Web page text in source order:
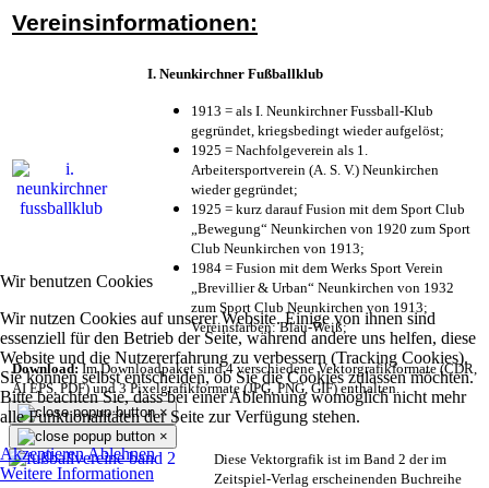
Wir benutzen Cookies
Wir nutzen Cookies auf unserer Website. Einige von ihnen sind
essenziell für den Betrieb der Seite, während andere uns helfen, diese
Website und die Nutzererfahrung zu verbessern (Tracking Cookies).
Sie können selbst entscheiden, ob Sie die Cookies zulassen möchten.
Bitte beachten Sie, dass bei einer Ablehnung womöglich nicht mehr
alle Funktionalitäten der Seite zur Verfügung stehen.
AkzeptierenAblehnen
Weitere Informationen
Vereinsinformationen:
I. Neunkirchner Fußballklub
1913 = als I. Neunkirchner Fussball-Klub
gegründet, kriegsbedingt wieder aufgelöst;
1925 = Nachfolgeverein als 1.
Arbeitersportverein (A. S. V.) Neunkirchen
wieder gegründet;
1925 = kurz darauf Fusion mit dem Sport Club
„Bewegung“ Neunkirchen von 1920 zum Sport
Club Neunkirchen von 1913;
1984 = Fusion mit dem Werks Sport Verein
„Brevillier & Urban“ Neunkirchen von 1932
zum Sport Club Neunkirchen von 1913;
Vereinsfarben: Blau-Weiß;
Download:Im Downloadpaket sind 4 verschiedene Vektorgrafikformate (CDR,
AI EPS, PDF) und 3 Pixelgrafikformate (JPG, PNG, GIF) enthalten.
×
×
Diese Vektorgrafik ist im Band 2 der im
Zeitspiel-Verlag erscheinenden Buchreihe